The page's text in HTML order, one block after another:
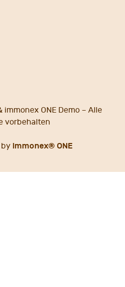
immonex ONE Demo – Alle
vorbehalten
by immonex® ONE